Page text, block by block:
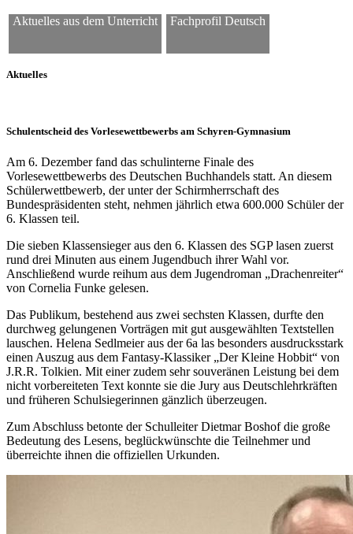
Aktuelles aus dem Unterricht Fachprofil Deutsch
Aktuelles
Schulentscheid des Vorlesewettbewerbs am Schyren-Gymnasium
Am 6. Dezember fand das schulinterne Finale des
Vorlesewettbewerbs des Deutschen Buchhandels statt. An diesem
Schülerwettbewerb, der unter der Schirmherrschaft des
Bundespräsidenten steht, nehmen jährlich etwa 600.000 Schüler der
6. Klassen teil.
Die sieben Klassensieger aus den 6. Klassen des SGP lasen zuerst
rund drei Minuten aus einem Jugendbuch ihrer Wahl vor.
Anschließend wurde reihum aus dem Jugendroman „Drachenreiter“
von Cornelia Funke gelesen.
Das Publikum, bestehend aus zwei sechsten Klassen, durfte den
durchweg gelungenen Vorträgen mit gut ausgewählten Textstellen
lauschen. Helena Sedlmeier aus der 6a las besonders ausdrucksstark
einen Auszug aus dem Fantasy-Klassiker „Der Kleine Hobbit“ von
J.R.R. Tolkien. Mit einer zudem sehr souveränen Leistung bei dem
nicht vorbereiteten Text konnte sie die Jury aus Deutschlehrkräften
und früheren Schulsiegerinnen gänzlich überzeugen.
Zum Abschluss betonte der Schulleiter Dietmar Boshof die große
Bedeutung des Lesens, beglückwünschte die Teilnehmer und
überreichte ihnen die offiziellen Urkunden.